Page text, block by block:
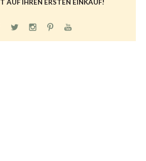
AUF IHREN ERSTEN EINKAUF!